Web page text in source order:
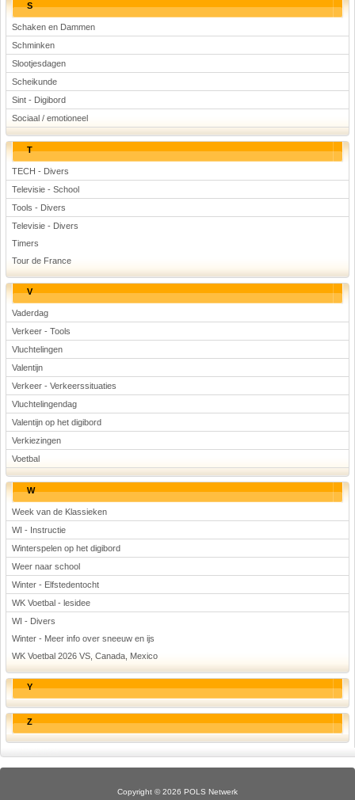
S
Schaken en Dammen
Schminken
Slootjesdagen
Scheikunde
Sint - Digibord
Sociaal / emotioneel
T
TECH - Divers
Televisie - School
Tools - Divers
Televisie - Divers
Timers
Tour de France
V
Vaderdag
Verkeer - Tools
Vluchtelingen
Valentijn
Verkeer - Verkeerssituaties
Vluchtelingendag
Valentijn op het digibord
Verkiezingen
Voetbal
W
Week van de Klassieken
WI - Instructie
Winterspelen op het digibord
Weer naar school
Winter - Elfstedentocht
WK Voetbal - lesidee
WI - Divers
Winter - Meer info over sneeuw en ijs
WK Voetbal 2026 VS, Canada, Mexico
Y
Z
Copyright © 2026 POLS Netwerk